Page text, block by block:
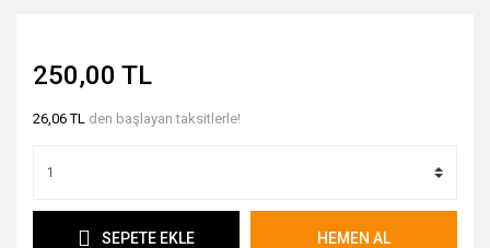
250,00 TL
26,06 TL den başlayan taksitlerle!
SEPETE EKLE HEMEN AL